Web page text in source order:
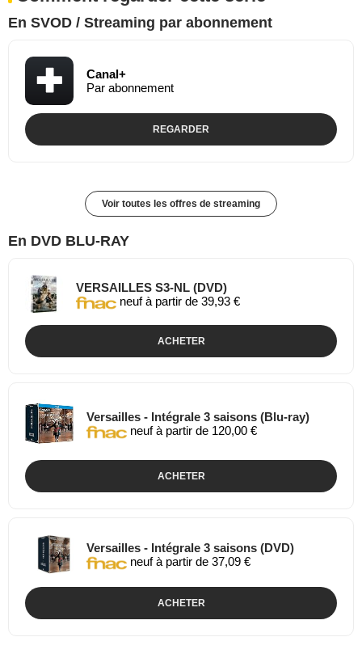
En SVOD / Streaming par abonnement
Canal+
Par abonnement
REGARDER
Voir toutes les offres de streaming
En DVD BLU-RAY
VERSAILLES S3-NL (DVD)
neuf à partir de 39,93 €
ACHETER
Versailles - Intégrale 3 saisons (Blu-ray)
neuf à partir de 120,00 €
ACHETER
Versailles - Intégrale 3 saisons (DVD)
neuf à partir de 37,09 €
ACHETER